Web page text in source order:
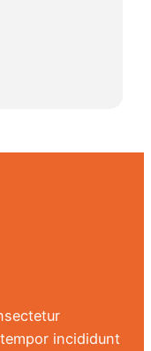
incididunt